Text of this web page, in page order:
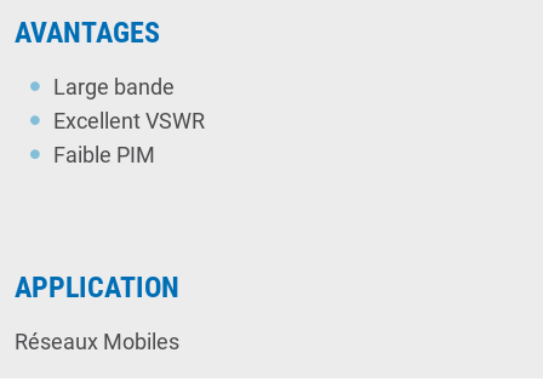
AVANTAGES
Large bande
Excellent VSWR
Faible PIM
APPLICATION
Réseaux Mobiles